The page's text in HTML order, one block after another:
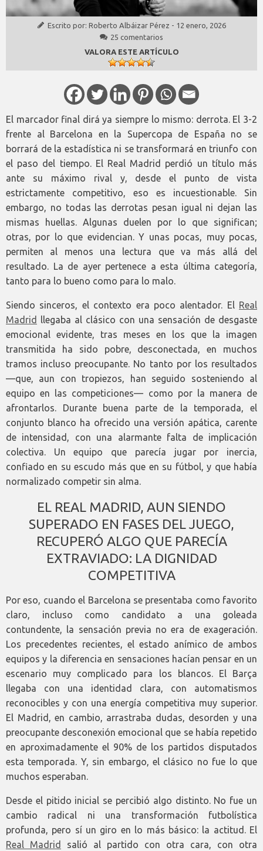
Escrito por: Roberto Albáizar Pérez - 12 enero, 2026
25 comentarios
VALORA ESTE ARTÍCULO
El marcador final dirá ya siempre lo mismo: derrota. El 3-2
frente al Barcelona en la Supercopa de España no se
borrará de la estadística ni se transformará en triunfo con
el paso del tiempo. El Real Madrid perdió un título más
ante su máximo rival y, desde el punto de vista
estrictamente competitivo, eso es incuestionable. Sin
embargo, no todas las derrotas pesan igual ni dejan las
mismas huellas. Algunas duelen por lo que significan;
otras, por lo que evidencian. Y unas pocas, muy pocas,
permiten al menos una lectura que va más allá del
resultado. La de ayer pertenece a esta última categoría,
tanto para lo bueno como para lo malo.
Siendo sinceros, el contexto era poco alentador. El Real
Madrid llegaba al clásico con una sensación de desgaste
emocional evidente, tras meses en los que la imagen
transmitida ha sido pobre, desconectada, en muchos
tramos incluso preocupante. No tanto por los resultados
—que, aun con tropiezos, han seguido sosteniendo al
equipo en las competiciones— como por la manera de
afrontarlos. Durante buena parte de la temporada, el
conjunto blanco ha ofrecido una versión apática, carente
de intensidad, con una alarmante falta de implicación
colectiva. Un equipo que parecía jugar por inercia,
confiado en su escudo más que en su fútbol, y que había
normalizado competir sin alma.
EL REAL MADRID, AUN SIENDO
SUPERADO EN FASES DEL JUEGO,
RECUPERÓ ALGO QUE PARECÍA
EXTRAVIADO: LA DIGNIDAD
COMPETITIVA
Por eso, cuando el Barcelona se presentaba como favorito
claro, incluso como candidato a una goleada
contundente, la sensación previa no era de exageración.
Los precedentes recientes, el estado anímico de ambos
equipos y la diferencia en sensaciones hacían pensar en un
escenario muy complicado para los blancos. El Barça
llegaba con una identidad clara, con automatismos
reconocibles y con una energía competitiva muy superior.
El Madrid, en cambio, arrastraba dudas, desorden y una
preocupante desconexión emocional que se había repetido
en aproximadamente el 90% de los partidos disputados
esta temporada. Y, sin embargo, el clásico no fue lo que
muchos esperaban.
Desde el pitido inicial se percibió algo distinto. No fue un
cambio radical ni una transformación futbolística
profunda, pero sí un giro en lo más básico: la actitud. El
Real Madrid
salió al partido con otra cara, con otra